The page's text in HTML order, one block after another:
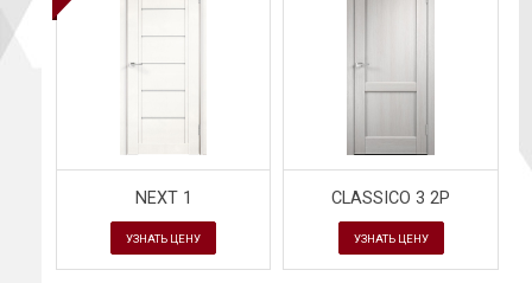
NEXT 1
УЗНАТЬ ЦЕНУ
CLASSICO 3 2P
УЗНАТЬ ЦЕНУ